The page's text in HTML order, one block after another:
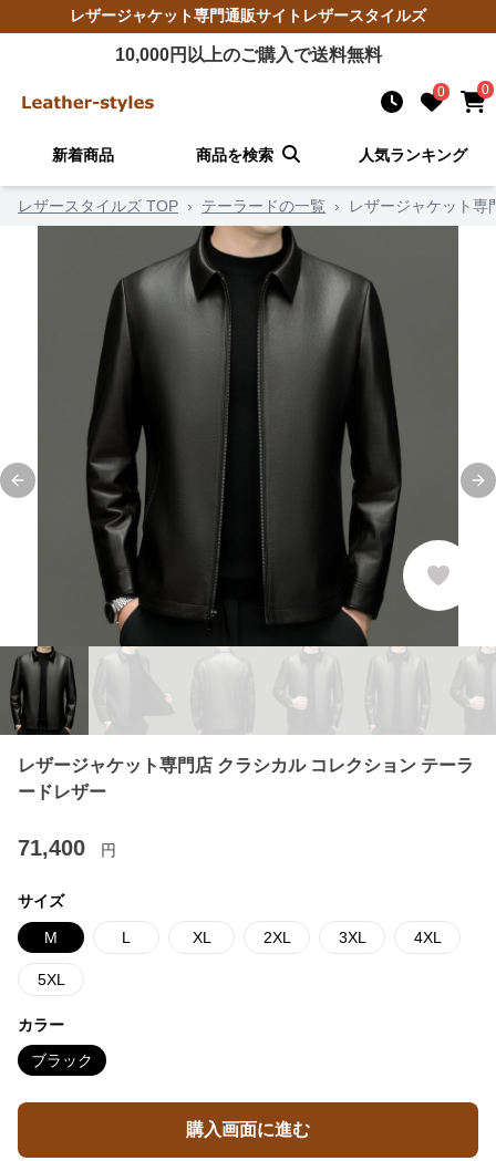
レザージャケット専門通販サイト レザースタイルズ
10,000円以上のご購入で送料無料
0 0
新着商品 商品を検索 人気ランキング
レザースタイルズ TOP › テーラードの一覧 › レザージャケット専
Previous slide
レザージャケット専門店 クラシカル コレクション テーラ
ードレザー
71,400 円
サイズ
M L XL 2XL 3XL 4XL
5XL
カラー
ブラック
購入画面に進む